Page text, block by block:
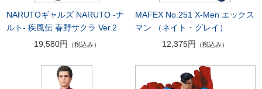
NARUTOギャルズ NARUTO -ナ
ルト- 疾風伝 春野サクラ Ver.2
19,580円
（税込み）
MAFEX No.251 X-Men エックス
マン （ネイト・グレイ）
12,375円
（税込み）